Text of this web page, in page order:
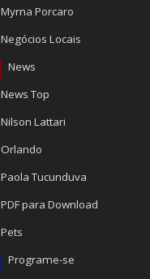
Myrna Porcaro
Negócios Locais
News
News Top
Nilson Lattari
Orlando
Paola Tucunduva
PDF para Download
Pets
Programe-se